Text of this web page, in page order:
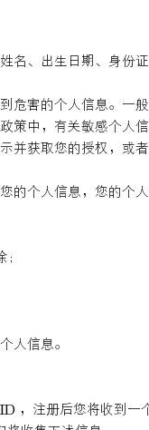
、出生日期、身份
危害的个人信息。一
中，有关敏感个人
获取您的授权，或
个人信息，您的个
人信息。
注册后您将收到一